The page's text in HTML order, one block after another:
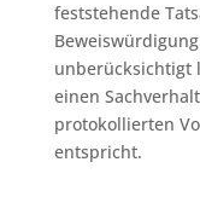
feststehende
unberücksichtigt
einen
protokollierten
entspricht.